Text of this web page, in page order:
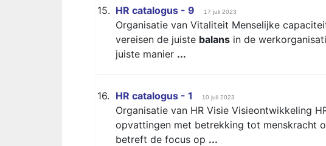
15. HR catalogus - 9 17 juli 2023
Organisatie van Vitaliteit Menselijke
vereisen de juiste balans in de
juiste manier ...
16. HR catalogus - 1 10 juli 2023
Organisatie van HR Visie Visieontwikkeling
opvattingen met betrekking tot menskracht
betreft de focus op ...